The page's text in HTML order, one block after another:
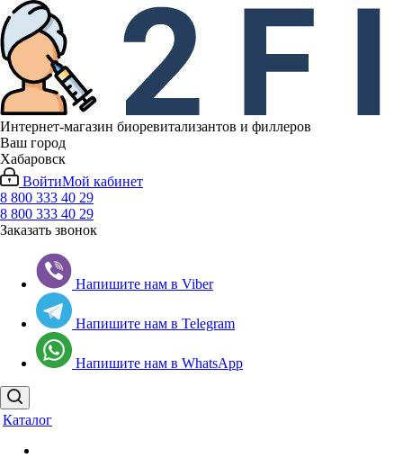
Интернет-магазин биоревитализантов и филлеров
Ваш город
Хабаровск
ВойтиМой кабинет
8 800 333 40 29
8 800 333 40 29
Заказать звонок
Напишите нам в Viber
Напишите нам в Telegram
Напишите нам в WhatsApp
Каталог